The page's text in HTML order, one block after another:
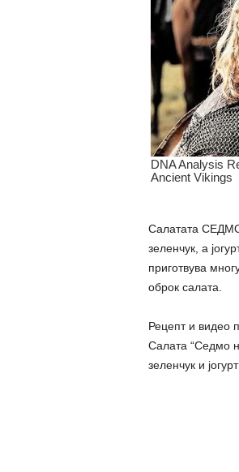
Салатата
зеленчук, а
приготвува
оброк салата.
Рецепт и видео
Салата “Седмо
зеленчук и